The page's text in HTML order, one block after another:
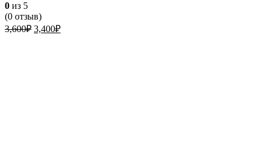
0 из 5
(0 отзыв)
3,600₽ Первоначальная
3,400₽Текущая